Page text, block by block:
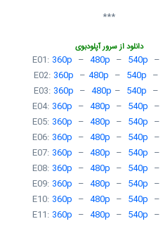
***
دانلود از سرور آپلودبوی
E01: 360p – 480p – 540p –
E02: 360p – 480p – 540p –
E03: 360p – 480p – 540p –
E04: 360p – 480p – 540p –
E05: 360p – 480p – 540p –
E06: 360p – 480p – 540p –
E07: 360p – 480p – 540p –
E08: 360p – 480p – 540p –
E09: 360p – 480p – 540p –
E10: 360p – 480p – 540p –
E11: 360p – 480p – 540p –